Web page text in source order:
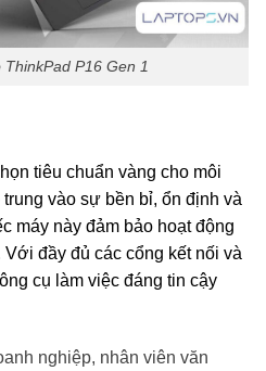
P16 Gen 1
tiêu chuẩn vàng cho môi
vào sự bền bỉ, ổn định và
máy này đảm bảo hoạt động
đầy đủ các cổng kết nối và
cụ làm việc đáng tin cậy
nghiệp, nhân viên văn